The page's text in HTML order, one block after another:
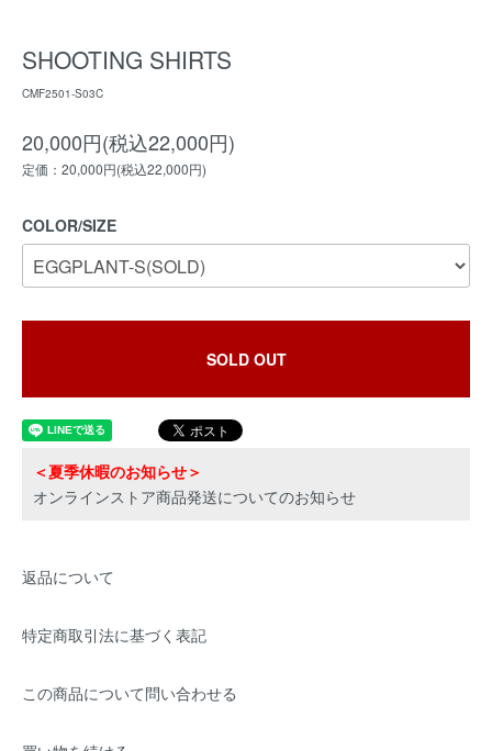
SHOOTING SHIRTS
CMF2501-S03C
20,000円(税込22,000円)
定価：20,000円(税込22,000円)
COLOR/SIZE
SOLD OUT
＜夏季休暇のお知らせ＞
オンラインストア商品発送についてのお知らせ
返品について
特定商取引法に基づく表記
この商品について問い合わせる